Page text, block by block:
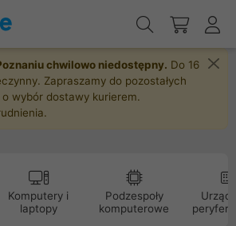
chwilowo niedostępny. Do 16
Zapraszamy do pozostałych
wybór dostawy kurierem.
Komputery i
laptopy
Podzespoły
komputerowe